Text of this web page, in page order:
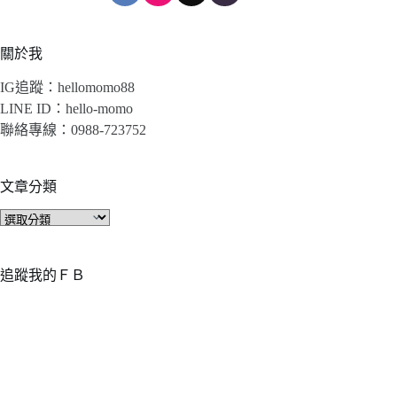
關於我
IG追蹤：hellomomo88
LINE ID：hello-momo
聯絡專線：0988-723752
文章分類
文
類
追蹤我的ＦＢ